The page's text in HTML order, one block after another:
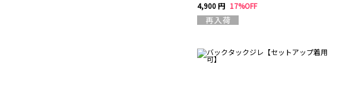
4,900 円 17%OFF